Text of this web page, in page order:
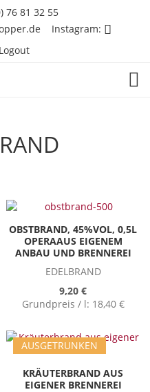
76 81 32 55
Instagram:
Logout
OBSTBRAND, 45%VOL, 0,5L
OPERAAUS EIGENEM
ANBAU UND BRENNEREI
EDELBRAND
9,20 €
Grundpreis / l: 18,40 €
AUSGETRUNKEN
KRÄUTERBRAND AUS
EIGENER BRENNEREI